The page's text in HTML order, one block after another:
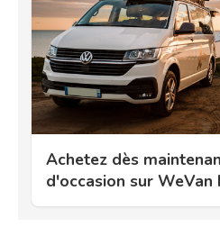
Achetez dès
d'occasion sur WeVan